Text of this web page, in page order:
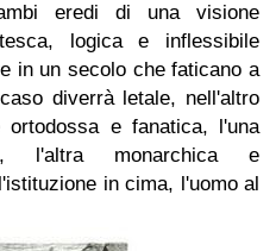
eredi di una visione
logica e inflessibile
in un secolo che faticano a
diverrà letale, nell'altro
e fanatica, l'una
l'altra monarchica e
in cima, l'uomo al